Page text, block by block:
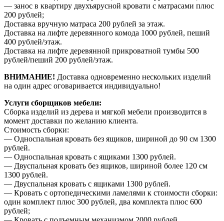
— занос в квартиру двухъярусной кровати с матрасами плюс
200 рублей;
Доставка вручную матраса 200 рублей за этаж.
Доставка на лифте деревянного комода 1000 рублей, пеший
400 рублей/этаж.
Доставка на лифте деревянной прикроватной тумбы 500
рублей/пеший 200 рублей/этаж.
ВНИМАНИЕ! Доставка одновременно нескольких изделий
на один адрес оговаривается индивидуально!
Услуги сборщиков мебели:
Сборка изделий из дерева и мягкой мебели производится в
момент доставки по желанию клиента.
Стоимость сборки:
— Односпальная кровать без ящиков, шириной до 90 см 1300
рублей.
— Односпальная кровать с ящиками 1300 рублей.
— Двуспальная кровать без ящиков, шириной более 120 см
1300 рублей.
— Двуспальная кровать с ящиками 1300 рублей.
— Кровать с ортопедическими ламелями к стоимости сборки:
один комплект плюс 300 рублей, два комплекта плюс 600
рублей;